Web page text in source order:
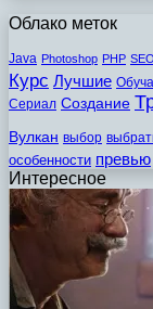
Облако меток
Java Photoshop PHP SEO
Курс Лучшие
Сериал Создание
Вулкан выбор
особенности превью
Интересное